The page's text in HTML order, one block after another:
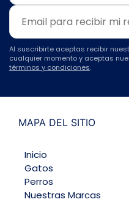
Al suscribirte aceptas recibir
cualquier momento y aceptas
términos y condiciones.
MAPA DEL SITIO
Inicio
Gatos
Perros
Nuestras Marcas